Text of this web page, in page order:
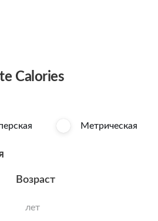
Calories
Метрическая
Возраст
лет